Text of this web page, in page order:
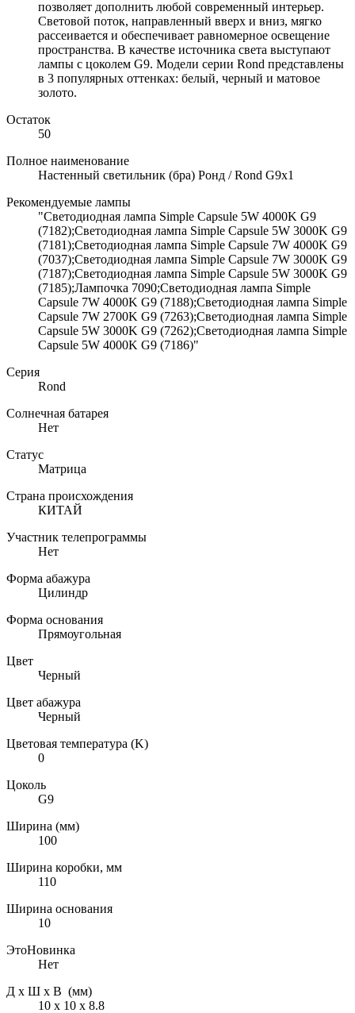
позволяет дополнить любой современный интерьер.
Световой поток, направленный вверх и вниз, мягко
рассеивается и обеспечивает равномерное освещение
пространства. В качестве источника света выступают
лампы с цоколем G9. Модели серии Rond представлены
в 3 популярных оттенках: белый, черный и матовое
золото.
Остаток
50
Полное наименование
Настенный светильник (бра) Ронд / Rond G9х1
Рекомендуемые лампы
"Светодиодная лампа Simple Capsule 5W 4000K G9
(7182);Светодиодная лампа Simple Capsule 5W 3000K G9
(7181);Светодиодная лампа Simple Capsule 7W 4000K G9
(7037);Светодиодная лампа Simple Capsule 7W 3000K G9
(7187);Светодиодная лампа Simple Capsule 5W 3000K G9
(7185);Лампочка 7090;Светодиодная лампа Simple
Capsule 7W 4000K G9 (7188);Светодиодная лампа Simple
Capsule 7W 2700K G9 (7263);Светодиодная лампа Simple
Capsule 5W 3000K G9 (7262);Светодиодная лампа Simple
Capsule 5W 4000K G9 (7186)"
Серия
Rond
Солнечная батарея
Нет
Статус
Матрица
Страна происхождения
КИТАЙ
Участник телепрограммы
Нет
Форма абажура
Цилиндр
Форма основания
Прямоугольная
Цвет
Черный
Цвет абажура
Черный
Цветовая температура (K)
0
Цоколь
G9
Ширина (мм)
100
Ширина коробки, мм
110
Ширина основания
10
ЭтоНовинка
Нет
Д х Ш х В (мм)
10 х 10 х 8.8